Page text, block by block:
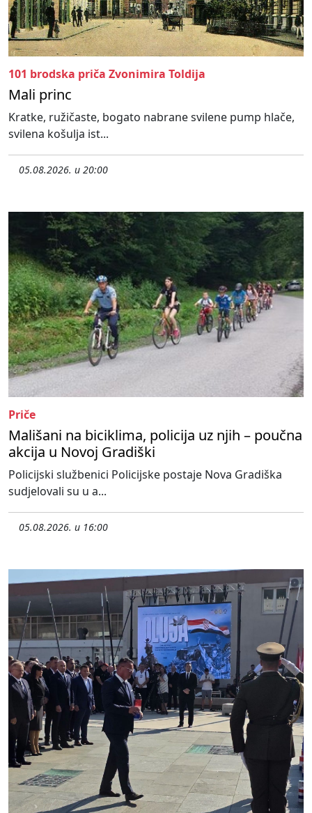
101 brodska priča Zvonimira Toldija
Mali princ
Kratke, ružičaste, bogato nabrane svilene pump hlače,
svilena košulja ist...
05.08.2026. u 20:00
Priče
Mališani na biciklima, policija uz njih – poučna
akcija u Novoj Gradiški
Policijski službenici Policijske postaje Nova Gradiška
sudjelovali su u a...
05.08.2026. u 16:00